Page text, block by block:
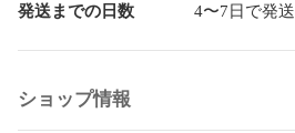
発送までの日数 4〜7日で発送
ショップ情報